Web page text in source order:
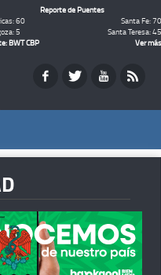
Reporte de Puentes
60
Santa Fe: 70
5
Santa Teresa: 45
BWT CBP
Ver más